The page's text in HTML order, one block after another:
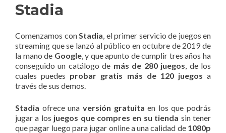
Stadia
Comenzamos conStadia, el primer servicio de juegos en
streaming que se lanzó al público en octubre de 2019 de
la mano de Google, y que apunto de cumplir tres años ha
conseguido un catálogo de más de 280 juegos, de los
cuales puedes probar gratis más de 120 juegos a
través de sus demos.
Stadia ofrece una versión gratuita en los que podrás
jugar a los juegos que compres en su tienda sin tener
que pagar luego para jugar online a una calidad de 1080p